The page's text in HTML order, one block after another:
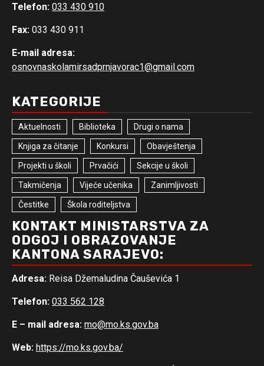
Telefon: 033 430 910
Fax: 033 430 911
E-mail adresa:
osnovnaskolamirsadprnjavorac1@gmail.com
KATEGORIJE
Aktuelnosti Biblioteka Drugi o nama
Knjiga za čitanje Konkursi Obavještenja
Projekti u školi Prvačići Sekcije u školi
Takmičenja Vijeće učenika Zanimljivosti
Čestitke Škola roditeljstva
KONTAKT MINISTARSTVA ZA
ODGOJ I OBRAZOVANJE
KANTONA SARAJEVO:
Adresa: Reisa Džemaludina Čauševića 1
Telefon: 033 562 128
E – mail adresa: mo@mo.ks.gov.ba
Web: https://mo.ks.gov.ba/